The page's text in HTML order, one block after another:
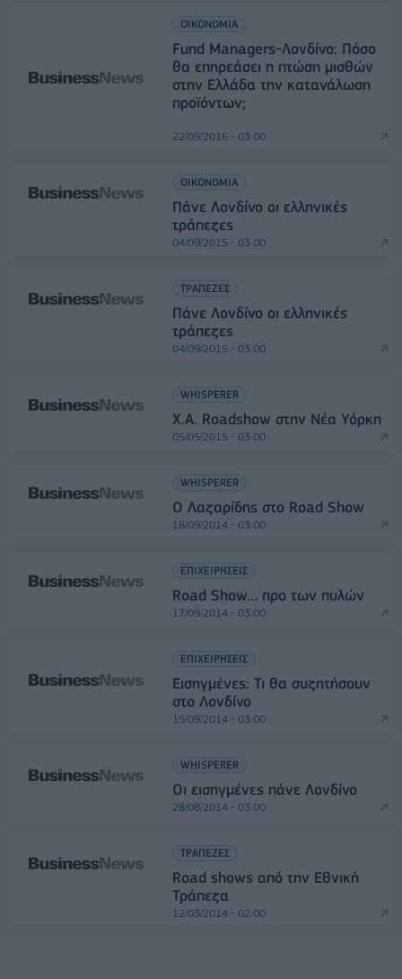
ΟΙΚΟΝΟΜΙΑ
Fund Managers-Λονδίνο: Πόσο
θα επηρεάσει η πτώση μισθών
στην Ελλάδα την κατανάλωση
προϊόντων;
22/09/2016 - 03:00
ΟΙΚΟΝΟΜΙΑ
Πάνε Λονδίνο οι ελληνικές
τράπεζες
04/09/2015 - 03:00
ΤΡΑΠΕΖΕΣ
Πάνε Λονδίνο οι ελληνικές
τράπεζες
04/09/2015 - 03:00
WHISPERER
Χ.Α. Roadshow στην Νέα Υόρκη
05/05/2015 - 03:00
WHISPERER
Ο Λαζαρίδης στο Road Show
18/09/2014 - 03:00
ΕΠΙΧΕΙΡΗΣΕΙΣ
Road Show… προ των πυλών
17/09/2014 - 03:00
ΕΠΙΧΕΙΡΗΣΕΙΣ
Εισηγμένες: Τι θα συζητήσουν
στο Λονδίνο
15/09/2014 - 03:00
WHISPERER
Οι εισηγμένες πάνε Λονδίνο
28/08/2014 - 03:00
ΤΡΑΠΕΖΕΣ
Road shows από την Εθνική
Τράπεζα
12/03/2014 - 02:00